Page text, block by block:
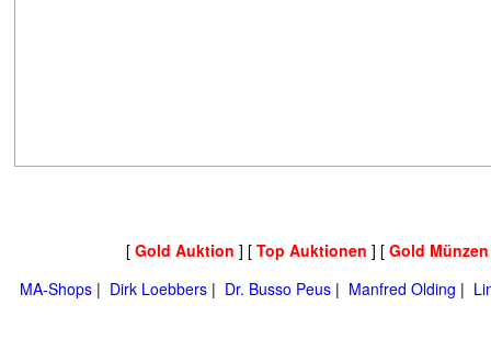
[ Gold Auktion ] [ Top Auktionen ] [ Gold
MA-Shops | Dirk Loebbers | Dr. Busso Peus | Manfred Olding |